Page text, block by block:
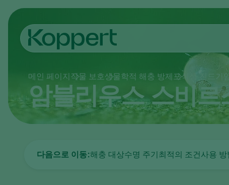
메인 페이지 작물 보호생물학적 해충 방제 포식성 진드기
암블리우스 스비르
다음으로 이동:해충 대상수명 주기 최적의 조건 사용 방